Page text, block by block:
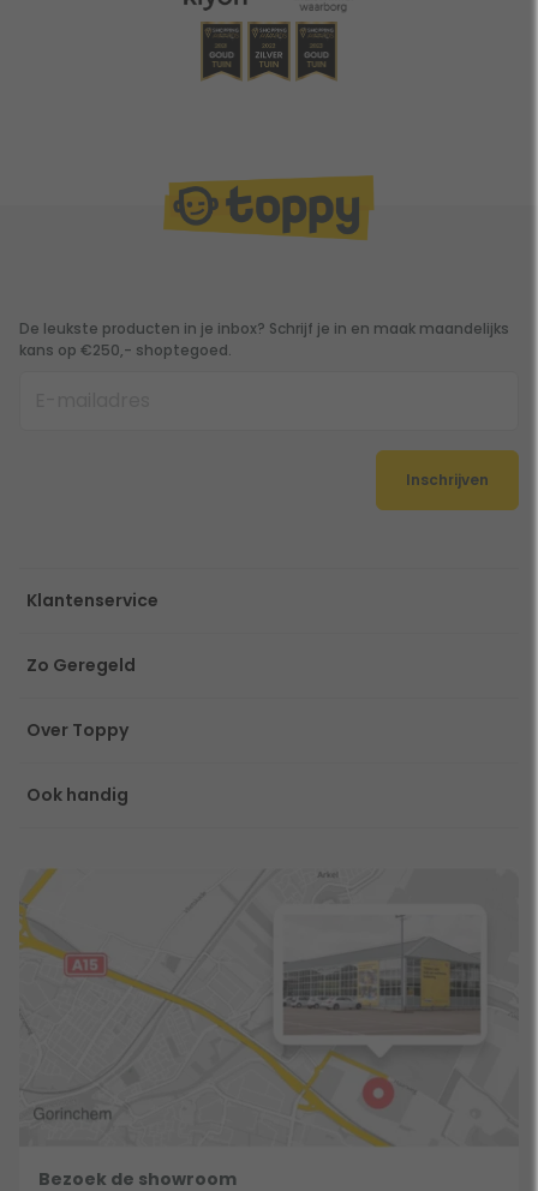
De leukste producten in je inbox? Schrijf je in en maak maandelijks
kans op €250,- shoptegoed.
Inschrijven
Klantenservice
Zo Geregeld
Over Toppy
Ook handig
Bezoek de showroom